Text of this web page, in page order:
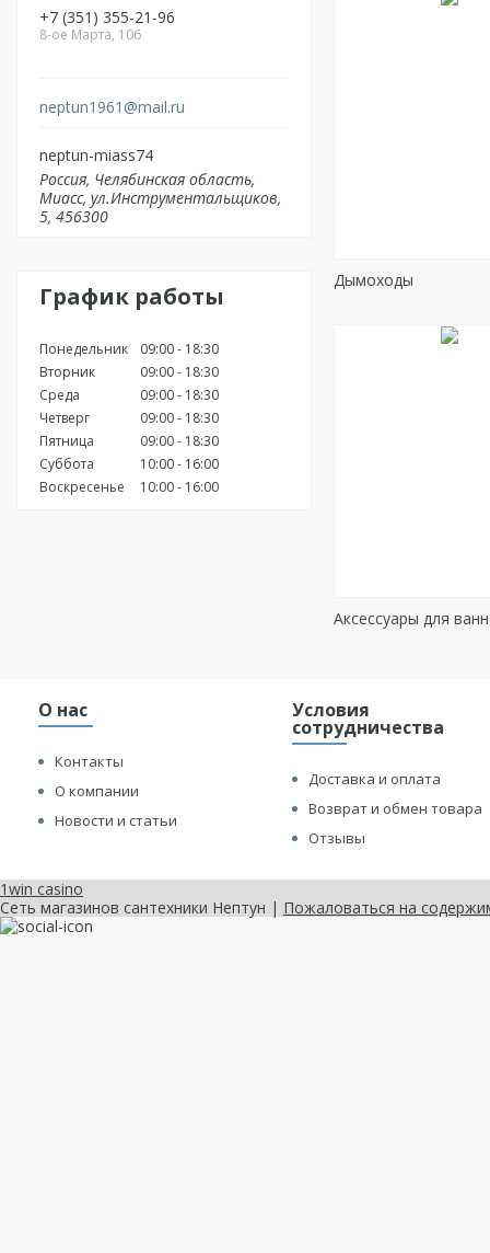
+7 351 355-21-96
8-ое Марта, 106
neptun1961@mail.ru
neptun-miass74
Россия Челябинская область
Миасс ул.Инструментальщиков,
5 456300
График работы
Понедельник 09:00
18:30
Вторник
09:00
18:30
Среда
09:00
18:30
Четверг
09:00
18:30
Пятница
09:00
18:30
Суббота
10:00
16:00
Воскресенье
10:00 16:00
Дымоходы
Аксессуары для
О нас
Контакты
О компании
Новости и статьи
Условия
сотрудничества
Доставка и оплата
Возврат и обмен товара
Отзывы
1win casino
Сеть магазинов сантехники Нептун | Пожаловаться на